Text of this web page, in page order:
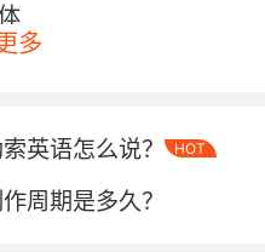
》中写下"When the
象化为可听见的生命
worst of times, it
多
英语怎么说？ HOT
周期是多久？